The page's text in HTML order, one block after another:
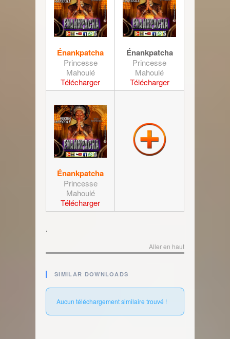
Énankpatcha
Princesse
Mahoulé
Télécharger
Énankpatcha
Princesse
Mahoulé
Télécharger
Énankpatcha
Princesse
Mahoulé
Télécharger
.
Aller en haut
SIMILAR DOWNLOADS
Aucun téléchargement similaire trouvé !